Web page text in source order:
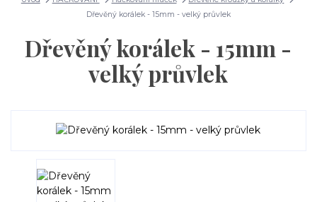
Dřevěný korálek - 15mm - velký průvlek
Dřevěný korálek - 15mm -
velký průvlek